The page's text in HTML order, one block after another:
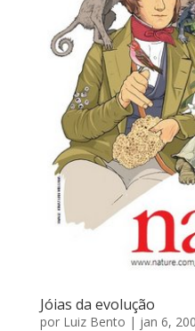
Jóias da evolução
por Luiz Bento | jan 6,